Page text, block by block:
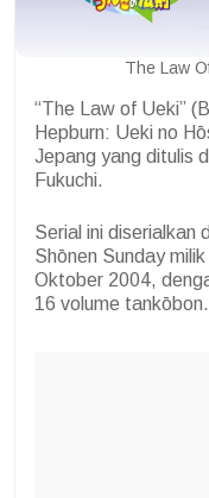
The Law
“The Law of Ueki”
Hepburn: Ueki no
Jepang yang ditulis
Fukuchi.
Serial ini diserialkan
Shōnen Sunday
Oktober 2004,
16 volume tankōbon.